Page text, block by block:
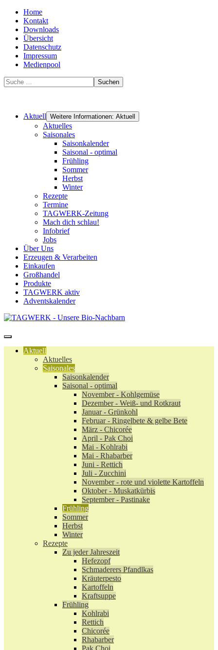
Home
Kontakt
Downloads
Übersicht
Datenschutz
Impressum
Medienpool
Suchen
Aktuell Weitere Informationen: Aktuell
Aktuelles
Saisonales
Saisonkalender
Saisonal - optimal
Frühling
Sommer
Herbst
Winter
Rezepte
Termine
TAGWERK-Zeitung
Mach dich schlau!
Infobrief
Jobs
Über Uns
Erzeugen & Verarbeiten
Einkaufen
Großhandel
Produkte
TAGWERK aktiv
Adventskalender
Aktuell
Aktuelles
Saisonales
Saisonkalender
Saisonal - optimal
November - Kohlgemüse
Dezember - Weiß- und Rotkraut
Januar - Grünkohl
Februar - Ringelbete & gelbe Bete
März - Chicorée
April - Pak Choi
Mai - Kohlrabi
Mai - Rhabarber
Juni - Rettich
Juli - Zucchini
November - rote und violette Kartoffeln
Oktober - Muskatkürbis
September - Pastinake
Frühling
Sommer
Herbst
Winter
Rezepte
Zu jeder Jahreszeit
Hefezopf
Schmaderers Pfandlkas
Kräuterpesto
Kartoffeln
Kraftsuppe
Frühling
Kohlrabi
Rettich
Chicorée
Rhabarber
Pak Choi